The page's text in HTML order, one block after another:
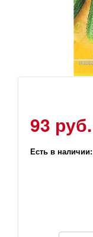
93 руб.
Есть в наличии: